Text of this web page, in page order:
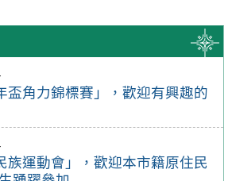
盃角力錦標賽」，歡迎有興趣的
族運動會」，歡迎本市籍原住民